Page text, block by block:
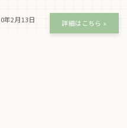
年2月13日